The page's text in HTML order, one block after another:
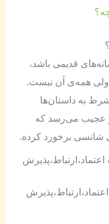
قدیمی باشد،
ولی همه‌ی آن نیست.
به داستان‌ها
عجیب می‌رسد که
شانسی برخورد کرده.